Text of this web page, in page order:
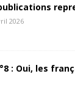
2026
: Oui, les